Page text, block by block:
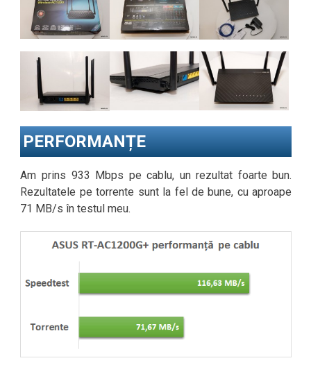
PERFORMANȚE
Am prins 933 Mbps pe cablu, un rezultat foarte bun.
Rezultatele pe torrente sunt la fel de bune, cu aproape
71 MB/s în testul meu.